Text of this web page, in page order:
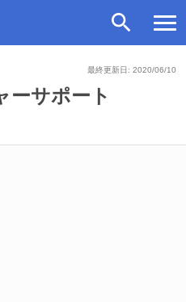
最終更新日: 2020/06/10
ーサポート